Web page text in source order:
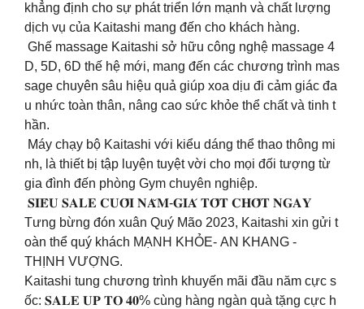
khẳng định cho sự phát triển lớn mạnh và chất lượng
dịch vụ của Kaitashi mang đến cho khách hàng.
Ghế massage Kaitashi sở hữu công nghệ massage 4
D, 5D, 6D thế hệ mới, mang đến các chương trình mas
sage chuyên sâu hiệu quả giúp xoa dịu đi cảm giác đa
u nhức toàn thân, nâng cao sức khỏe thể chất và tinh t
hần.
Máy chạy bộ Kaitashi với kiểu dáng thể thao thông mi
nh, là thiết bị tập luyện tuyệt vời cho mọi đối tượng từ
gia đình đến phòng Gym chuyên nghiệp.
𝐒𝐈𝐄̂𝐔 𝐒𝐀𝐋𝐄 𝐂𝐔𝐎̂́𝐈 𝐍𝐀̆𝐌-𝐆𝐈𝐀́ 𝐓𝐎̂́𝐓 𝐂𝐇𝐎̂́𝐓 𝐍𝐆𝐀𝐘
Tưng bừng đón xuân Quý Mão 2023, Kaitashi xin gửi t
oàn thể quý khách MẠNH KHỎE- AN KHANG -
THỊNH VƯỢNG.
Kaitashi tung chương trình khuyến mãi đầu năm cực s
ốc: 𝐒𝐀𝐋𝐄 𝐔𝐏 𝐓𝐎 𝟒𝟎% cùng hàng ngàn quà tặng cực h